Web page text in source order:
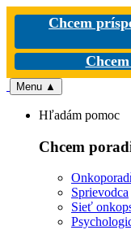
Chcem
Menu ▲
Hľadám pomoc
Chcem
Sprievodca
Sieť